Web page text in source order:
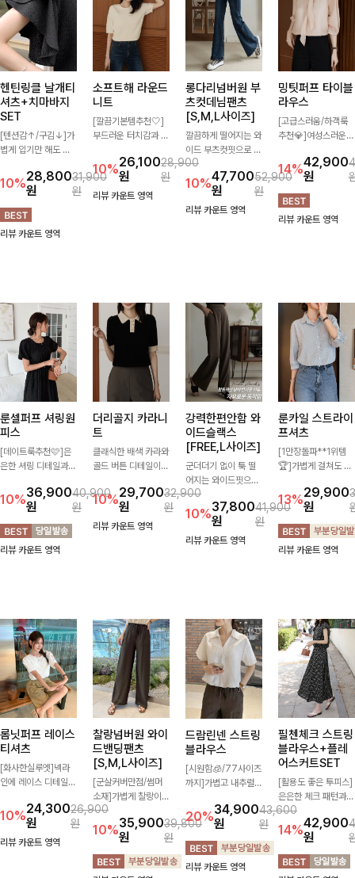
헨틴링클 날개티
셔츠+치마바지
SET
[텐션감↑/구김↓]가
볍게 입기만 해도 코
아이템으로, 자연스럽
게 퍼지는 프릴 날개
소매가 우아한 포인트
를 더해드립니다💕
잔잔한 링클 텍스처
10%28,800
원
31,900
원
리뷰 카운트 영역
소프트해 라운드
니트
[깔끔기본템추천🤍]
부드러운 터치감과 군
로 매일 손이 가는 자
체제작 니트입니다.
자연스럽게 떨어지는
10%26,100
원
28,900
원
리뷰 카운트 영역
롱다리넘버원 부
츠컷데님팬츠
[S,M,L사이즈]
깔끔하게 떨어지는 와
이드 부츠컷핏으로 다
리 라인을 길어 보이
게 연출해주는 데님
팬츠입니다. 은은한
워싱이 더해져 캐주얼
10%47,700
원
52,900
원
리뷰 카운트 영역
밍팃퍼프 타이블
라우스
[고급스러움/하객룩
추천💎]여성스러운
디테일이 어우러져 우
아한 무드를 완성해주
는 7부 블라우스 🤍
여유로운 7부 소매로
편안하게 착용되며 데
14%42,900
원
리뷰 카운트 영역
룬셀퍼프 셔링원
피스
[데이트룩추천🩷]은
은한 셔링 디테일과
사랑스러운 무드를 완
성해주는 원피스🤍
허리 스모크 밴딩이
슬림한 실루엣을 연출
해주며, 자연스럽게
10%36,900
원
40,900
원
리뷰 카운트 영역
더리골지 카라니
트
클래식한 배색 카라와
골드 버튼 디테일이
주는 니트입니다. 세
로 골지 짜임이 슬림
한 실루엣을 연출해
10%29,700
원
32,900
원
리뷰 카운트 영역
강력한편안함 와
이드슬랙스
[FREE,L사이즈]
군더더기 없이 툭 떨
어지는 와이드핏으로
세련된 실루엣을 완성
해주는 슬랙스입니다.
깔끔한 디자인과 롱한
기장감으로 다리가 길
10%37,800
원
41,900
원
리뷰 카운트 영역
룬카일 스트라이
프셔츠
[1만장돌파**1위템
🏆]가볍게 걸쳐도 살
감, 여름에 딱 맞는 코
튼 셔츠❤️ 여유 있는
핏과 스트라이프 패
턴, 자연스러운 실루
엣으로 데일리 코디에
13%29,900
원
리뷰 카운트 영역
롬닛퍼프 레이스
티셔츠
[화사한실루엣]넥라
인에 레이스 디테일로
더했으며 풍성한 퍼프
소매로 군살을 숨겨주
는 동시에 러블리한
10%24,300
원
26,900
원
리뷰 카운트 영역
찰랑넘버원 와이
드밴딩팬츠
[S,M,L사이즈]
[군살커버만점/썸머
소재]가볍게 찰랑이는
원단과 여유로운 와이
드 핏으로 하루 종일
편안하게 착용하실 수
있는 팬츠입니다 🖤
✨ 허리 전체 밴딩과
10%35,900
원
39,800
원
드람린넨 스트링
블라우스
[시원함🧊/77사이즈
까지]가볍고 내추럴한
라우스로, 답답함 없
는 슬릿 카라 디자인
이 얼굴선을 더욱 시
원하게 연출해드립니
다 🤍🌿
20%34,900
원
43,600
원
리뷰 카운트 영역
필첸체크 스트링
블라우스+플레
어스커트SET
[활용도 좋은 투피스]
은은한 체크 패턴과
허리 스트링 디테일이
어우러진 투피스 세트
입니다. 여유로운 상
의와 풍성하게 퍼지는
롱스커트가 자연스러
14%42,900
원